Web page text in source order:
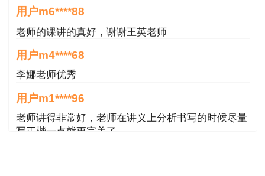
推荐阅读：
李娜老师优秀
老师讲得非常好，老师在讲义上分析书写的时候尽量
写正楷一点就更完美了